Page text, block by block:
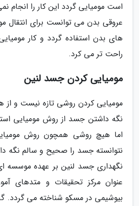
است مومیایی گردد این کار را
عروقی بدن می توانست برای انتقال
های بدن استفاده گردد و کار
راحت تر می کرد.
مومیایی کردن جسد لنین
مومیایی کردن روشی تازه نیست و از
نگه داشتن جسد از روش مومیایی
اما هیچ روشی همچون روش
نتوانسته جسد را صحیح و سالم نگه
نگهداری جسد لنین بر عهده موسسه
عنوان مرکز تحقیقات و متدهای